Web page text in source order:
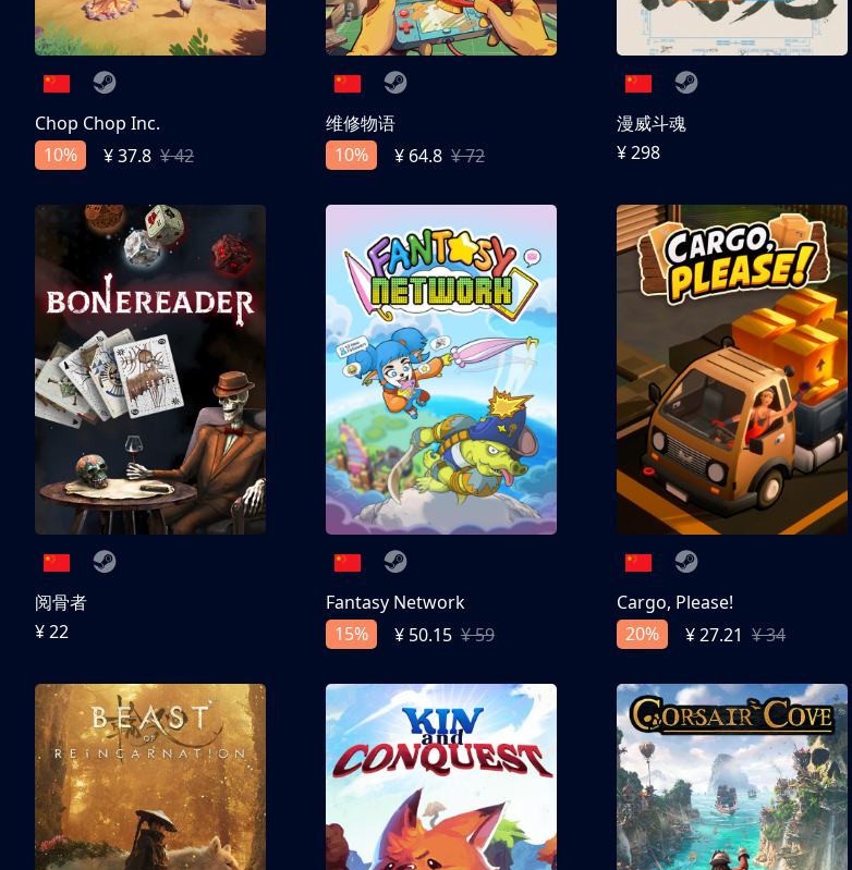
Chop Chop Inc.
10%
¥ 37.8 ¥ 42
维修物语
10%
¥ 64.8 ¥ 72
漫威斗魂
¥ 298
阅骨者
¥ 22
Fantasy Network
15%
¥ 50.15 ¥ 59
Cargo, Please!
20%
¥ 27.21 ¥ 34